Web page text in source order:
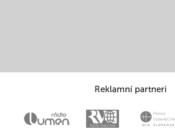
Reklamní partneri